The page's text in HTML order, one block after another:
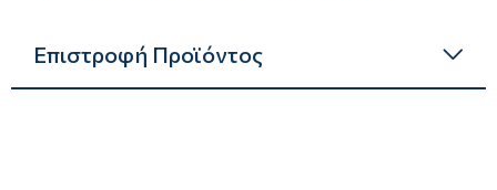
Επιστροφή Προϊόντος